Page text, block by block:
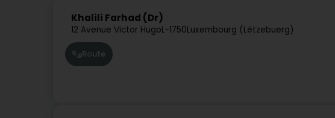
Khalili Farhad (Dr)
12 Avenue Victor HugoL-1750Luxembourg (Lëtzebuerg)
Route